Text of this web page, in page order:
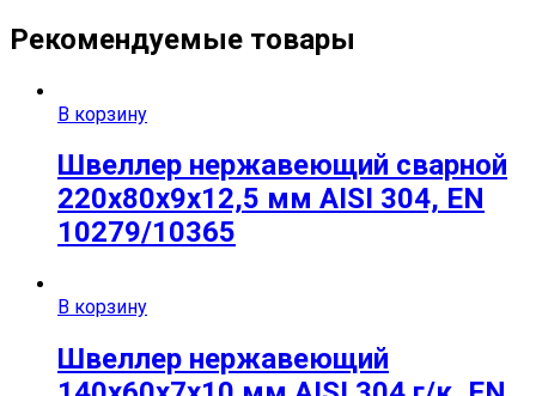
Рекомендуемые товары
В корзину
Швеллер нержавеющий сварной
220х80х9х12,5 мм AISI 304, EN
10279/10365
В корзину
Швеллер нержавеющий